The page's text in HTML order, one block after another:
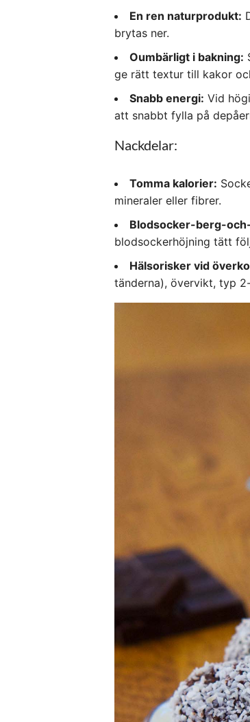
En ren naturprodukt:
brytas ner.
Oumbärligt i bakning:
ge rätt textur till kakor
Snabb energi: Vid
att snabbt fylla på
Nackdelar:
Tomma kalorier:
mineraler eller fibrer.
Blodsocker-berg-
blodsockerhöjning tätt
Hälsorisker vid
tänderna), övervikt, typ